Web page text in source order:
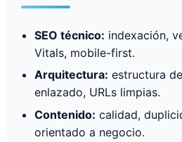
SEO técnico: indexación,
Vitals, mobile-first.
Arquitectura: estructura
enlazado, URLs limpias.
Contenido: calidad,
orientado a negocio.